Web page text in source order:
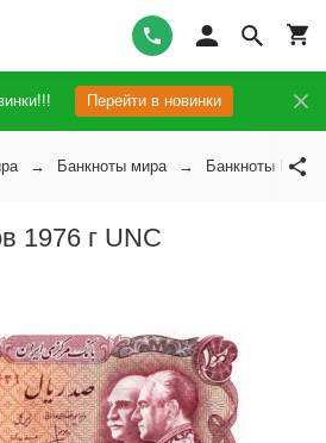
Перейти в новинки
Банкноты мира Банкноты Ирана
1976 г UNC